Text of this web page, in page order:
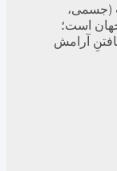
(جسمی،
است؛
آرامش